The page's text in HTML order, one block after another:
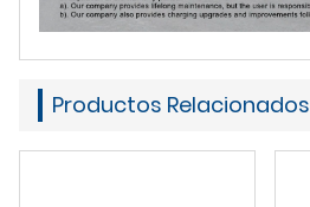
Productos Relacionados